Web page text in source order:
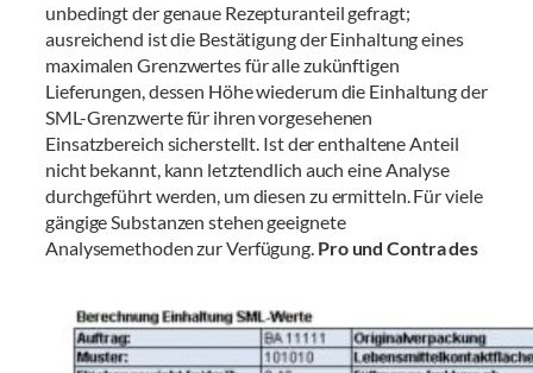
unbedingt der genaue Rezepturanteil gefragt;
ausreichend ist die Bestätigung der Einhaltung eines
maximalen Grenzwertes für alle zukünftigen
Lieferungen, dessen Höhe wiederum die Einhaltung der
SML-Grenzwerte für ihren vorgesehenen
Einsatzbereich sicherstellt. Ist der enthaltene Anteil
nicht bekannt, kann letztendlich auch eine Analyse
durchgeführt werden, um diesen zu ermitteln. Für viele
gängige Substanzen stehen geeignete
Analysemethoden zur Verfügung. Pro und Contra des